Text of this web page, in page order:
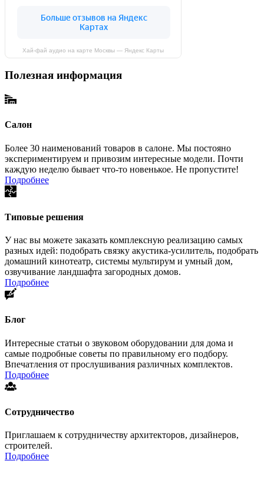
Хай-фай аудио на карте Москвы — Яндекс Карты
Полезная информация
Салон
Более 30 наименований товаров в салоне. Мы постояно
экспериментируем и привозим интересные модели. Почти
каждую неделю бывает что-то новенькое. Не пропустите!
Подробнее
Типовые решения
У нас вы можете заказать комплексную реализацию самых
разных идей: подобрать связку акустика-усилитель, подобрать
домашний кинотеатр, системы мультирум и умный дом,
озвучивание ландшафта загородных домов.
Подробнее
Блог
Интересные статьи о звуковом оборудовании для дома и
самые подробные советы по правильному его подбору.
Впечатления от прослушивания различных комплектов.
Подробнее
Сотрудничество
Приглашаем к сотрудничеству архитекторов, дизайнеров,
строителей.
Подробнее